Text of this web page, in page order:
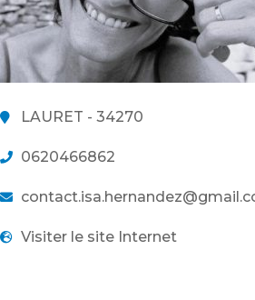
LAURET - 34270
0620466862
Visiter le site Internet